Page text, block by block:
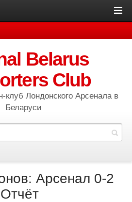
Belarus
Club
Лондонского Арсенала в
Беларуси
Арсенал 0-2